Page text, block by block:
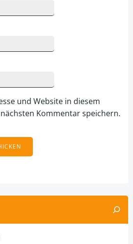
und Website in diesem
Kommentar speichern.